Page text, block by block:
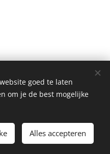
Style bv
Cookies
goed te laten
om je de best mogelijke
Alles accepteren